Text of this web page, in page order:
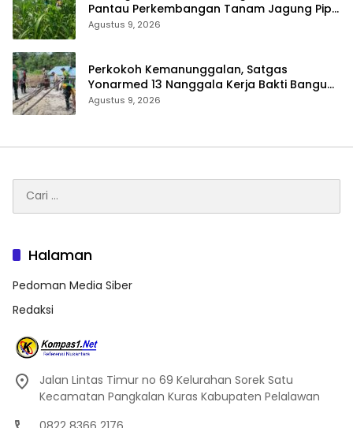
Pantau Perkembangan Tanam Jagung Pipil
Agustus 9, 2026
Perkokoh Kemanunggalan, Satgas
Yonarmed 13 Nanggala Kerja Bakti Bangun
Masjid Al-Hikmah di Kapuas Hulu
Agustus 9, 2026
untuk:
Halaman
Pedoman Media Siber
Redaksi
Jalan Lintas Timur no 69 Kelurahan Sorek Satu
Kecamatan Pangkalan Kuras Kabupaten Pelalawan